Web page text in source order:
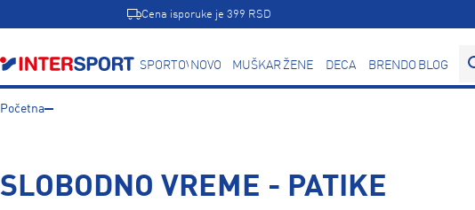
Cena isporuke je 399 RSD
SPORTOVINOVO MUŠKARCIŽENE DECA BRENDOVIBLOG
Početna
SLOBODNO VREME - PATIKE